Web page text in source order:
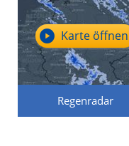
Regenradar
Karte öffnen